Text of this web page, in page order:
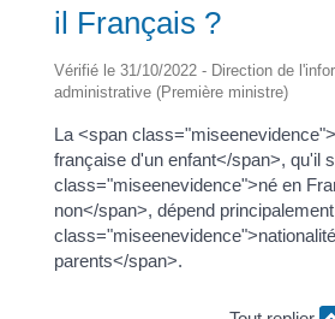
il Français ?
Vérifié le 31/10/2022 - Direction de
administrative (Première ministre)
La <span
française d'un enfant</span>, qu'il
class="miseenevidence">né en
non</span>, dépend
parents</span>.